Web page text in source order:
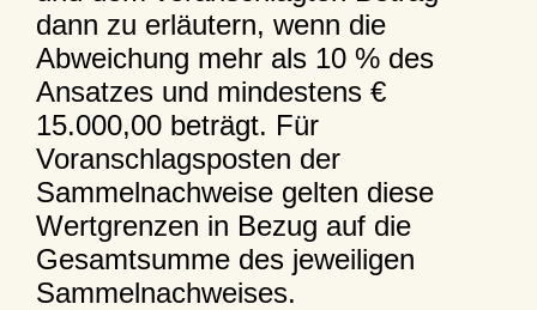
dann zu erläutern, wenn die
Abweichung mehr als 10 % des
Ansatzes und mindestens €
15.000,00 beträgt. Für
Voranschlagsposten der
Sammelnachweise gelten diese
Wertgrenzen in Bezug auf die
Gesamtsumme des jeweiligen
Sammelnachweises.